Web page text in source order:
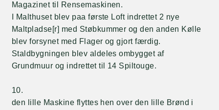
Magazinet til Rensemaskinen.
I Malthuset blev paa første Loft indrettet 2 nye
Maltpladse[r] med Støbkummer og den anden Kølle
blev forsynet med Flager og gjort færdig.
Staldbygningen blev aldeles ombygget af
Grundmuur og indrettet til 14 Spiltouge.
10.
den lille Maskine flyttes hen over den lille Brønd i